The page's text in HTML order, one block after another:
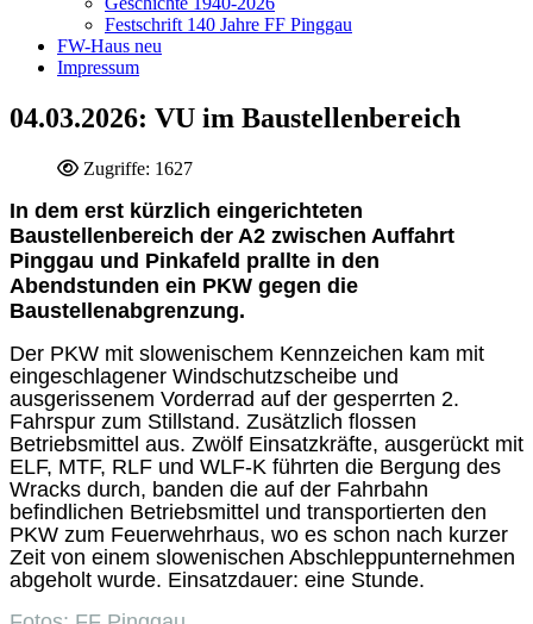
Festschrift 140 Jahre FF Pinggau
FW-Haus neu
Impressum
04.03.2026: VU im Baustellenbereich
Zugriffe: 1627
In dem erst kürzlich eingerichteten
Baustellenbereich der A2 zwischen Auffahrt
Pinggau und Pinkafeld prallte in den
Abendstunden ein PKW gegen die
Baustellenabgrenzung.
Der PKW mit slowenischem Kennzeichen kam mit
eingeschlagener Windschutzscheibe und
ausgerissenem Vorderrad auf der gesperrten 2.
Fahrspur zum Stillstand. Zusätzlich flossen
Betriebsmittel aus. Zwölf Einsatzkräfte, ausgerückt mit
ELF, MTF, RLF und WLF-K führten die Bergung des
Wracks durch, banden die auf der Fahrbahn
befindlichen Betriebsmittel und transportierten den
PKW zum Feuerwehrhaus, wo es schon nach kurzer
Zeit von einem slowenischen Abschleppunternehmen
abgeholt wurde. Einsatzdauer: eine Stunde.